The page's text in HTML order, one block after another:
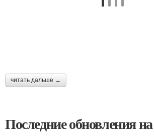
читать дальше →
Последние обновления